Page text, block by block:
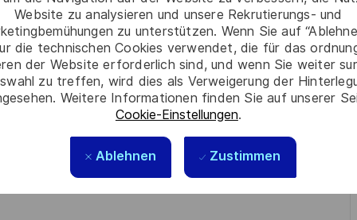
Website zu analysieren und unsere Rekrutierungs- und
zu unterstützen. Wenn Sie auf
die technischen Cookies verwendet, die für das
der Website erforderlich sind, und wenn Sie weiter
zu treffen, wird dies als Verweigerung der
Weitere Informationen finden Sie auf unserer
Cookie-Einstellungen.
Ablehnen Zustimmen
parc applicatif dans le cadre d’un projet de Move To
sur la mise en place de la solution utilisant les
ainsi que la réalisation du Move To Cloud.
ou Master) avec une spécialisation en DevOps,